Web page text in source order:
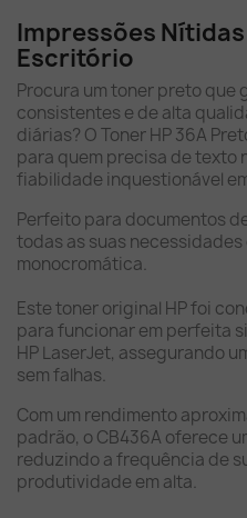
Impressões Nítidas
Escritório
Procura um toner preto que
consistentes e de alta
diárias? O Toner HP 36A
para quem precisa de texto
fiabilidade inquestionável
Perfeito para documentos
todas as suas
monocromática.
Este toner original HP foi
para funcionar em perfeita
HP LaserJet, assegurando
sem falhas.
Com um rendimento
padrão, o CB436A oferece
reduzindo a frequência de
produtividade em alta.